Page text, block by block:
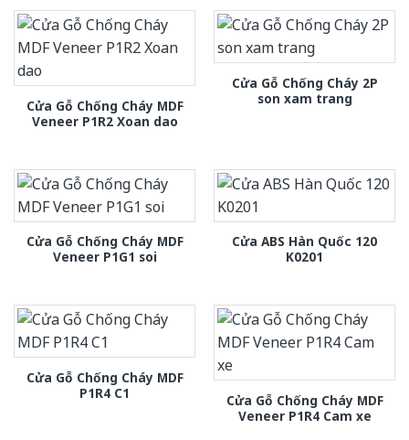
Cửa Gỗ Chống Cháy MDF
Veneer P1R2 Xoan dao
Cửa Gỗ Chống Cháy 2P
son xam trang
Cửa Gỗ Chống Cháy MDF
Veneer P1G1 soi
Cửa ABS Hàn Quốc 120
K0201
Cửa Gỗ Chống Cháy MDF
P1R4 C1
Cửa Gỗ Chống Cháy MDF
Veneer P1R4 Cam xe